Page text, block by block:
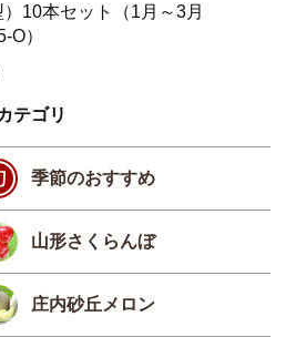
10本セット（1月～3月
O）
テゴリ
季節のおすすめ
山形さくらんぼ
庄内砂丘メロン